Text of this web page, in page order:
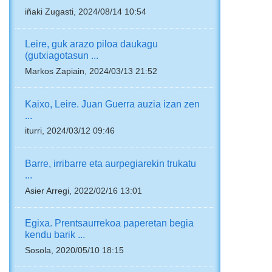
iñaki Zugasti, 2024/08/14 10:54
Leire, guk arazo piloa daukagu
(gutxiagotasun ...
Markos Zapiain, 2024/03/13 21:52
Kaixo, Leire. Juan Guerra auzia izan zen
iturri, 2024/03/12 09:46
Barre, irribarre eta aurpegiarekin trukatu
...
Asier Arregi, 2022/02/16 13:01
Egixa. Prentsaurrekoa paperetan begia
kendu barik ...
Sosola, 2020/05/10 18:15